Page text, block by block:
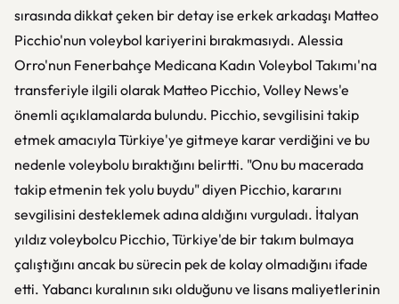
sırasında dikkat çeken bir detay ise erkek arkadaşı Matteo
Picchio'nun voleybol kariyerini bırakmasıydı. Alessia
Orro'nun Fenerbahçe Medicana Kadın Voleybol Takımı'na
transferiyle ilgili olarak Matteo Picchio, Volley News'e
önemli açıklamalarda bulundu. Picchio, sevgilisini takip
etmek amacıyla Türkiye'ye gitmeye karar verdiğini ve bu
nedenle voleybolu bıraktığını belirtti. "Onu bu macerada
takip etmenin tek yolu buydu" diyen Picchio, kararını
sevgilisini desteklemek adına aldığını vurguladı. İtalyan
yıldız voleybolcu Picchio, Türkiye'de bir takım bulmaya
çalıştığını ancak bu sürecin pek de kolay olmadığını ifade
etti. Yabancı kuralının sıkı olduğunu ve lisans maliyetlerinin